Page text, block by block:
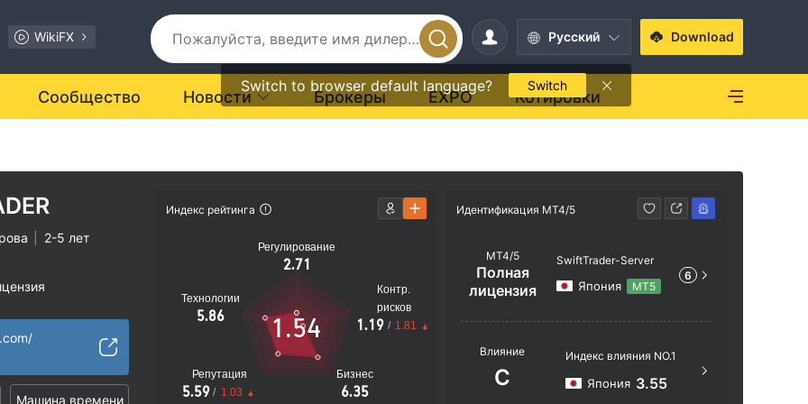
WikiFX Pусский
Switch to browser default language? Switch
Download
Сообщество Новости Брокеры EXPO Котировки
2-5 лет
риски
Машина времени
Индекс рейтинга
Регулирование
2.71
Технологии
5.86
Репутация
5.59 / 1.03
Бизнес
6.35
Контр.
рисков
1.19 / 1.81
1.54
Идентификация MT4/5
MT4/5
Полная
лицензия
SwiftTrader-Server
Япония MT5
6
Влияние
C
Индекс влияния NO.1
Япония 3.55